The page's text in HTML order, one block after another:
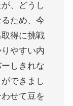
、どうし
ため、今
得に挑戦
やすい内
しきれな
できまし
せて豆を